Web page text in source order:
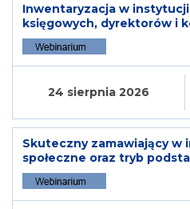
Inwentaryzacja w
księgowych, dyrektorów i
24 sierpnia 2026
Skuteczny zamawiający w
społeczne oraz tryb